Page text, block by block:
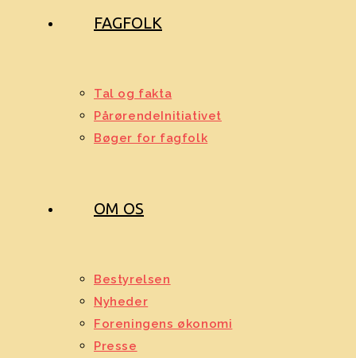
FAGFOLK
Tal og fakta
PårørendeInitiativet
Bøger for fagfolk
OM OS
Bestyrelsen
Nyheder
Foreningens økonomi
Presse